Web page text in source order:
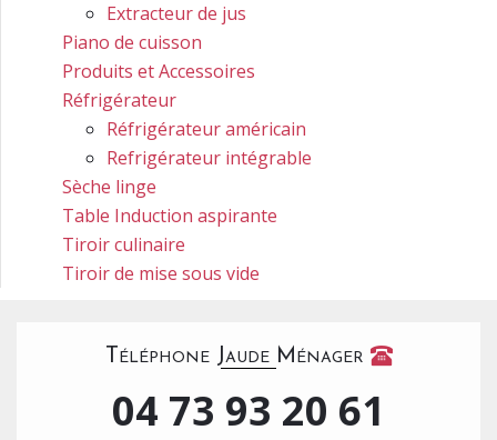
Extracteur de jus
Piano de cuisson
Produits et Accessoires
Réfrigérateur
Réfrigérateur américain
Refrigérateur intégrable
Sèche linge
Table Induction aspirante
Tiroir culinaire
Tiroir de mise sous vide
Téléphone Jaude Ménager
04 73 93 20 61